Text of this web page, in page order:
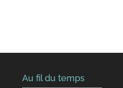
Au fil du temps